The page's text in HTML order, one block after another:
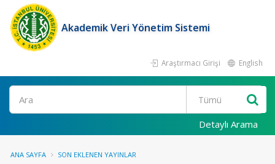
Akademik Veri Yönetim Sistemi
Araştırmacı Girişi English
Ara
Detaylı Arama
ANA SAYFA SON EKLENEN YAYINLAR